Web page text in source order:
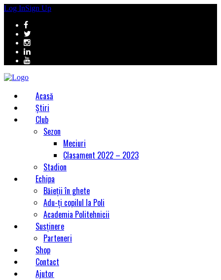
Log InSign Up
Acasă
Știri
Club
Sezon
Meciuri
Clasament 2022 – 2023
Stadion
Echipa
Băieții în ghete
Adu-ți copilul la Poli
Academia Politehnicii
Susținere
Parteneri
Shop
Contact
Ajutor